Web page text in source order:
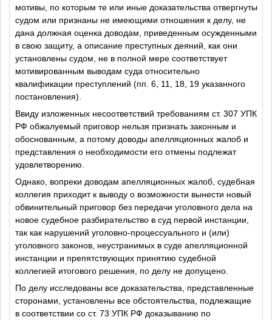
мотивы, по которым те или иные доказательства отвергнуты
судом или признаны не имеющими отношения к делу, не
дана должная оценка доводам, приведенным осужденными
в свою защиту, а описание преступных деяний, как они
установлены судом, не в полной мере соответствует
мотивированным выводам суда относительно
квалификации преступлений (пп. 6, 11, 18, 19 указанного
постановления).
Ввиду изложенных несоответствий требованиям ст. 307 УПК
РФ обжалуемый приговор нельзя признать законным и
обоснованным, а потому доводы апелляционных жалоб и
представления о необходимости его отмены подлежат
удовлетворению.
Однако, вопреки доводам апелляционных жалоб, судебная
коллегия приходит к выводу о возможности вынести новый
обвинительный приговор без передачи уголовного дела на
новое судебное разбирательство в суд первой инстанции,
так как нарушений уголовно-процессуального и (или)
уголовного законов, неустранимых в суде апелляционной
инстанции и препятствующих принятию судебной
коллегией итогового решения, по делу не допущено.
По делу исследованы все доказательства, представленные
сторонами, установлены все обстоятельства, подлежащие
в соответствии со ст. 73 УПК РФ доказыванию по